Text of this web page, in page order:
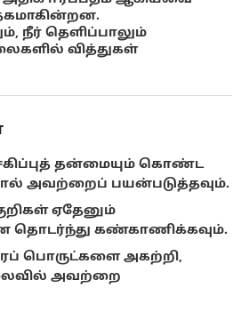
நீர் தெளிப்பாலும்
வித்துகள்
சகிப்புத் தன்மையும் கொண்ட
அவற்றைப் பயன்படுத்தவும்.
ஏதேனும்
தொடர்ந்து கண்காணிக்கவும்.
பொருட்களை அகற்றி,
அவற்றை